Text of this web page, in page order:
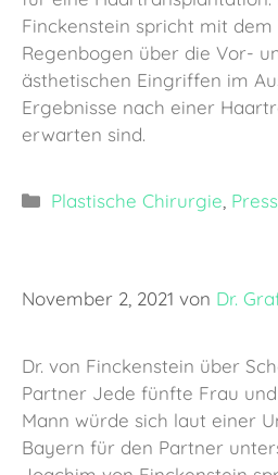
Finckenstein spricht mit dem
Regenbogen über die Vor-
ästhetischen Eingriffen im
Ergebnisse nach einer
erwarten sind.
Kategorien
Plastische Chirurgie
November 2, 2021 von Dr.
Dr. von Finckenstein über
Partner Jede fünfte Frau
Mann würde sich laut einer
Bayern für den Partner